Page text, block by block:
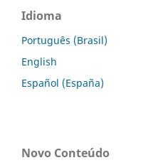
Idioma
Português (Brasil)
English
Español (España)
Novo Conteúdo